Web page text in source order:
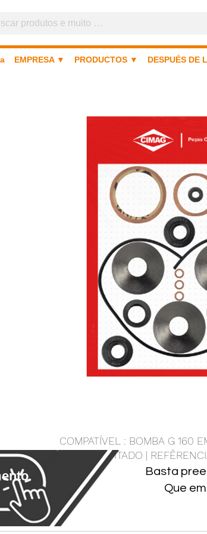
EMPRESA ▼ PRODUCTOS ▼ DESPUÉS DE
COMPATÍVEL : BOMBA G 160
GRAFITADO |
Basta
Que